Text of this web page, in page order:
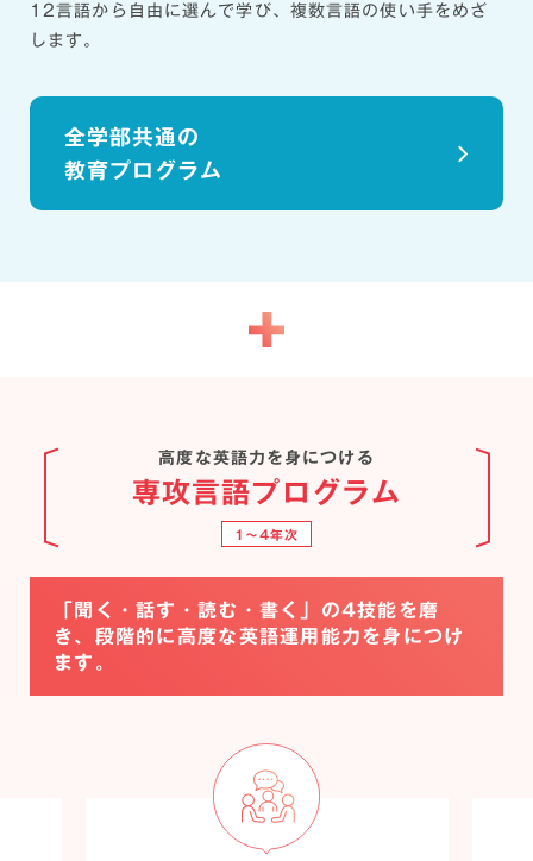
12言語から自由に選んで学び、複数言語の使い手をめざ
します。
全学部共通の
教育プログラム
高度な英語力を身につける
専攻言語プログラム
1〜4年次
「聞く・話す・読む・書く」の4技能を磨
き、段階的に高度な英語運用能力を身につけ
ます。